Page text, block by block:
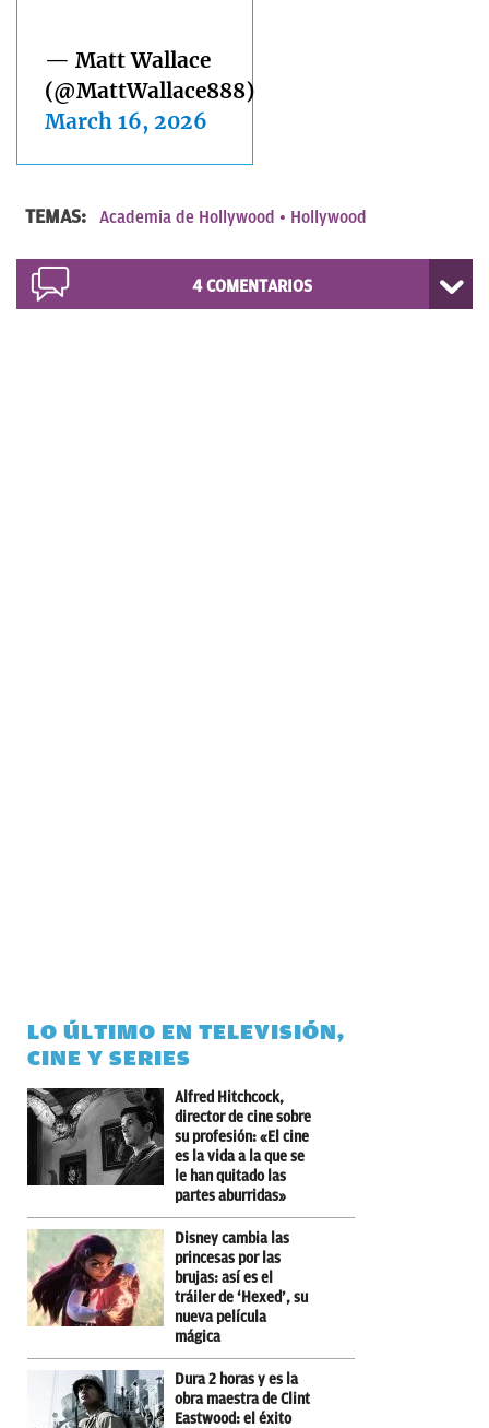
— Matt Wallace
(@MattWallace888)
March 16, 2026
TEMAS: Academia de Hollywood Hollywood
4COMENTARIOS
LO ÚLTIMO EN TELEVISIÓN,
CINE Y SERIES
Alfred Hitchcock,
director de cine sobre
su profesión: «El cine
es la vida a la que se
le han quitado las
partes aburridas»
Disney cambia las
princesas por las
brujas: así es el
tráiler de ‘Hexed’, su
nueva película
mágica
Dura 2 horas y es la
obra maestra de Clint
Eastwood: el éxito